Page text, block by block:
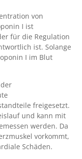
von
I ist
für die Regulation
ist. Solange
I im Blut
freigesetzt.
und kann mit
werden. Da
vorkommt,
Schäden.